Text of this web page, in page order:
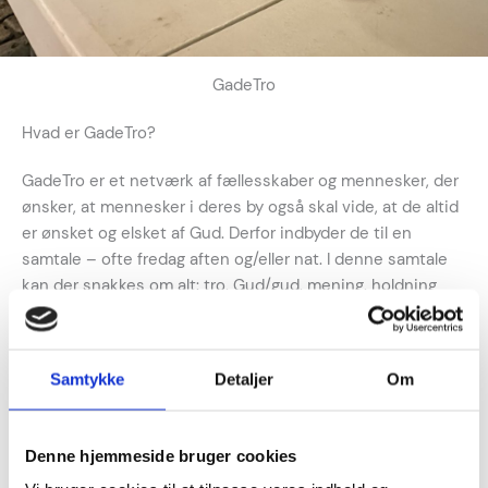
Samtykke Detaljer Om
Denne hjemmeside bruger cookies
GadeTro
Hvad er GadeTro?
GadeTro er et netværk af fællesskaber og mennesker, der
ønsker, at mennesker i deres by også skal vide, at de altid
er ønsket og elsket af Gud. Derfor indbyder de til en
samtale – ofte fredag aften og/eller nat. I denne samtale
kan der snakkes om alt: tro, Gud/gud, mening, holdning
eller andre af livets små og store spørgsmål.
Det er vigtigt, at denne dialog foregår i respekt for
åben og ærlig dialog ønsker man at invitere til at
undersøge nærmere, hvad kristendommen egentlig
står overfor.